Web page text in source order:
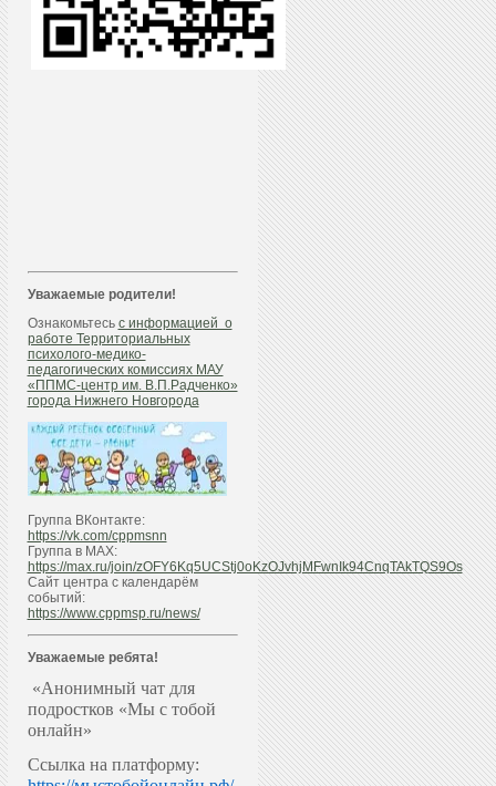
Уважаемые родители!
Ознакомьтесь с информацией о
работе Территориальных
психолого-медико-
педагогических комиссиях МАУ
«ППМС-центр им. В.П.Радченко»
города Нижнего Новгорода
Группа ВКонтакте:
https://vk.com/cppmsnn
Группа в МАХ:
https://max.ru/join/zOFY6Kq5UCStj0oKzOJvhjMFwnIk94CnqTAkTQS9Os
Сайт центра с календарём
событий:
https://www.cppmsp.ru/news/
Уважаемые ребята!
«Анонимный чат для
подростков «Мы с тобой
онлайн»
Ссылка на платформу: